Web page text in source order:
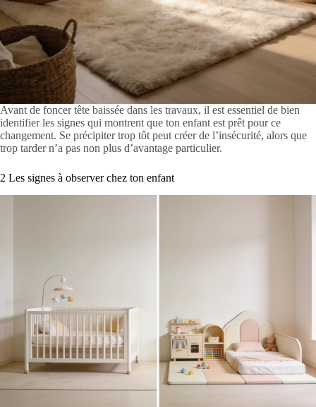
Avant de foncer tête baissée dans les travaux, il est essentiel de bien
identifier les signes qui montrent que ton enfant est prêt pour ce
changement. Se précipiter trop tôt peut créer de l’insécurité, alors que
trop tarder n’a pas non plus d’avantage particulier.
2 Les signes à observer chez ton enfant